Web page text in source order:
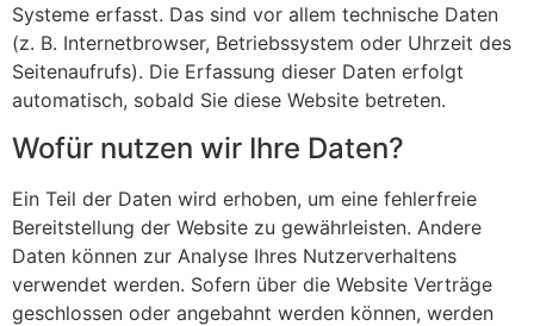
Systeme erfasst. Das sind vor allem technische Daten
(z. B. Internetbrowser, Betriebssystem oder Uhrzeit des
Seitenaufrufs). Die Erfassung dieser Daten erfolgt
automatisch, sobald Sie diese Website betreten.
Wofür nutzen wir Ihre Daten?
Ein Teil der Daten wird erhoben, um eine fehlerfreie
Bereitstellung der Website zu gewährleisten. Andere
Daten können zur Analyse Ihres Nutzerverhaltens
verwendet werden. Sofern über die Website Verträge
geschlossen oder angebahnt werden können, werden